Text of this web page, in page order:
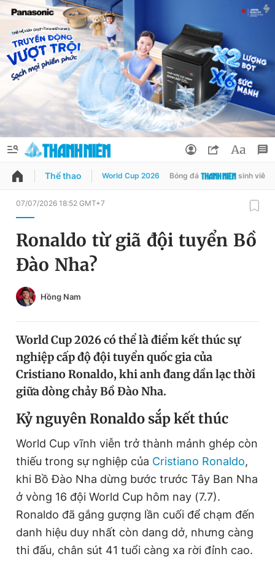
QUẢNG CÁO ĐẶT BÁO
Chuyên mục
Chuyên mục khác
Tin thị trường Tin 360
Video Magazine
Sản phẩm khác
Tiện ích Bạn cần biết
Thông tin tòa soạn Liên hệ quảng cáo
Đổi mật khẩu
Tin đã lưu
Tin đã xem
Đăng xuất
Thể thao World Cup 2026 Bóng đá sinh viên
07/07/2026 18:52 GMT+7
Ronaldo từ giã đội tuyển Bồ
Đào Nha?
Hồng Nam
World Cup 2026 có thể là điểm kết thúc sự
nghiệp cấp độ đội tuyển quốc gia của
Cristiano Ronaldo, khi anh đang dần lạc thời
giữa dòng chảy Bồ Đào Nha.
Kỷ nguyên Ronaldo sắp kết thúc
World Cup vĩnh viễn trở thành mảnh ghép còn
thiếu trong sự nghiệp của Cristiano Ronaldo,
khi Bồ Đào Nha dừng bước trước Tây Ban Nha
ở vòng 16 đội World Cup hôm nay (7.7).
Ronaldo đã gắng gượng lần cuối để chạm đến
danh hiệu duy nhất còn dang dở, nhưng càng
thi đấu, chân sút 41 tuổi càng xa rời đỉnh cao.